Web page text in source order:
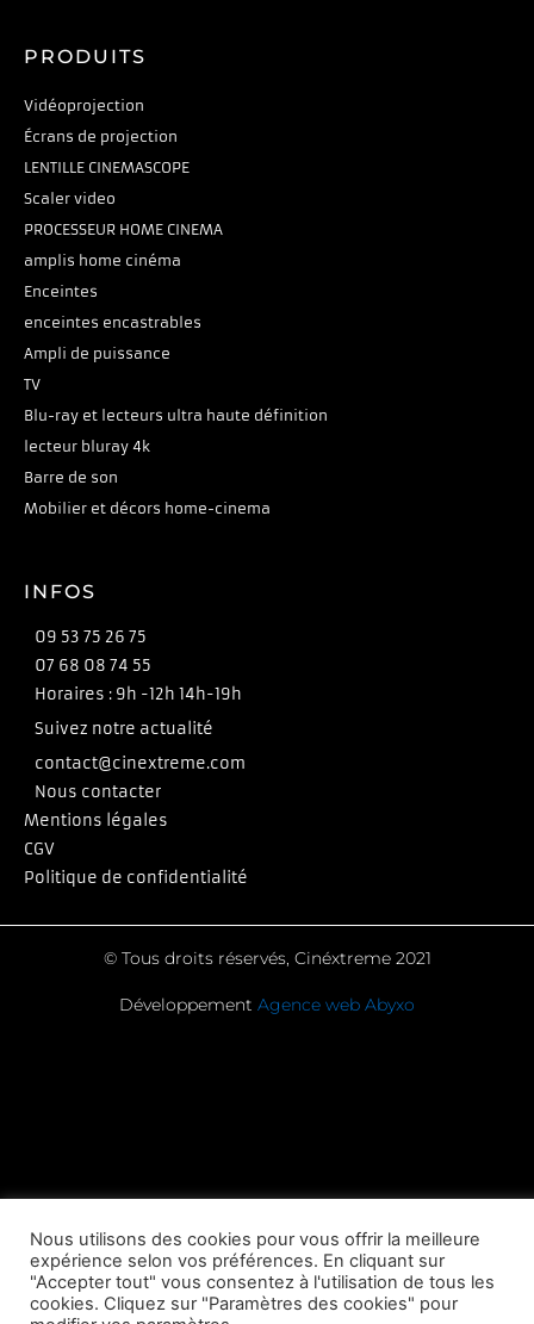
PRODUITS
Vidéoprojection
Écrans de projection
LENTILLE CINEMASCOPE
Scaler video
PROCESSEUR HOME CINEMA
amplis home cinéma
Enceintes
enceintes encastrables
Ampli de puissance
TV
Blu-ray et lecteurs ultra haute définition
lecteur bluray 4k
Barre de son
Mobilier et décors home-cinema
INFOS
09 53 75 26 75
07 68 08 74 55
Horaires : 9h -12h 14h-19h
Suivez notre actualité
contact@cinextreme.com
Nous contacter
Mentions légales
CGV
Politique de confidentialité
© Tous droits réservés, Cinéxtreme 2021
Développement Agence web Abyxo
Nous utilisons des cookies pour vous offrir la meilleure
expérience selon vos préférences. En cliquant sur
"Accepter tout" vous consentez à l'utilisation de tous les
cookies. Cliquez sur "Paramètres des cookies" pour